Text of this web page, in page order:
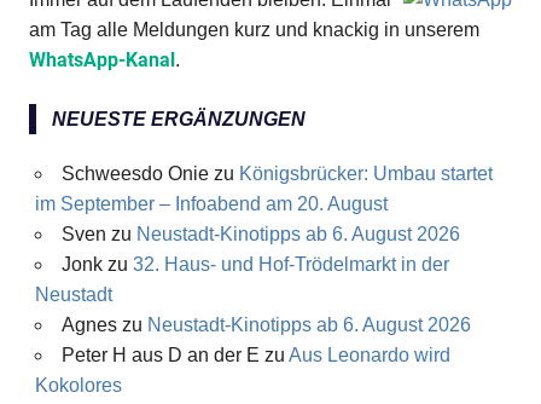
am Tag alle Meldungen kurz und knackig in unserem
WhatsApp-Kanal .
NEUESTE ERGÄNZUNGEN
Schweesdo Oniezu Königsbrücker: Umbau startet
im September – Infoabend am 20. August
Sven zu Neustadt-Kinotipps ab 6. August 2026
Jonkzu 32. Haus- und Hof-Trödelmarkt in der
Neustadt
Agneszu Neustadt-Kinotipps ab 6. August 2026
Peter H aus D an der E zu Aus Leonardo wird
Kokolores